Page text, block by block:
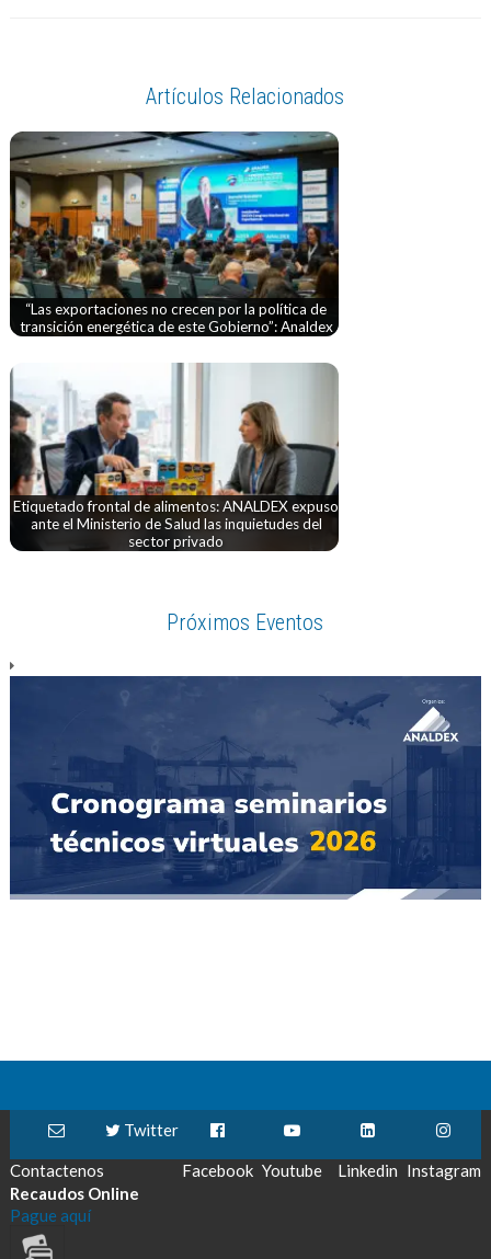
Artículos Relacionados
“Las exportaciones no crecen por la política de
transición energética de este Gobierno”: Analdex
Etiquetado frontal de alimentos: ANALDEX expuso
ante el Ministerio de Salud las inquietudes del
sector privado
Próximos Eventos
Contactenos
Twitter
Facebook Youtube Linkedin Instagram
Recaudos Online
Pague aquí